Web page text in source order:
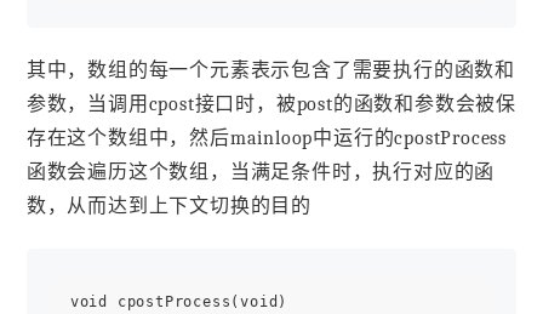
其中，数组的每一个元素表示包含了需要执行的函数和
参数，当调用cpost接口时，被post的函数和参数会被保
存在这个数组中，然后mainloop中运行的cpostProcess
函数会遍历这个数组，当满足条件时，执行对应的函
数，从而达到上下文切换的目的
void cpostProcess(void)